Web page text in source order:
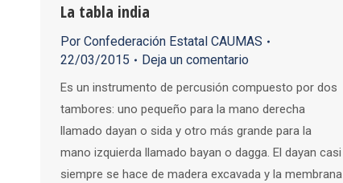
La tabla india
Por Confederación Estatal CAUMAS
22/03/2015
Deja un comentario
Es un instrumento de percusión compuesto por dos
tambores: uno pequeño para la mano derecha
llamado dayan o sida y otro más grande para la
mano izquierda llamado bayan o dagga. El dayan casi
siempre se hace de madera excavada y la membrana